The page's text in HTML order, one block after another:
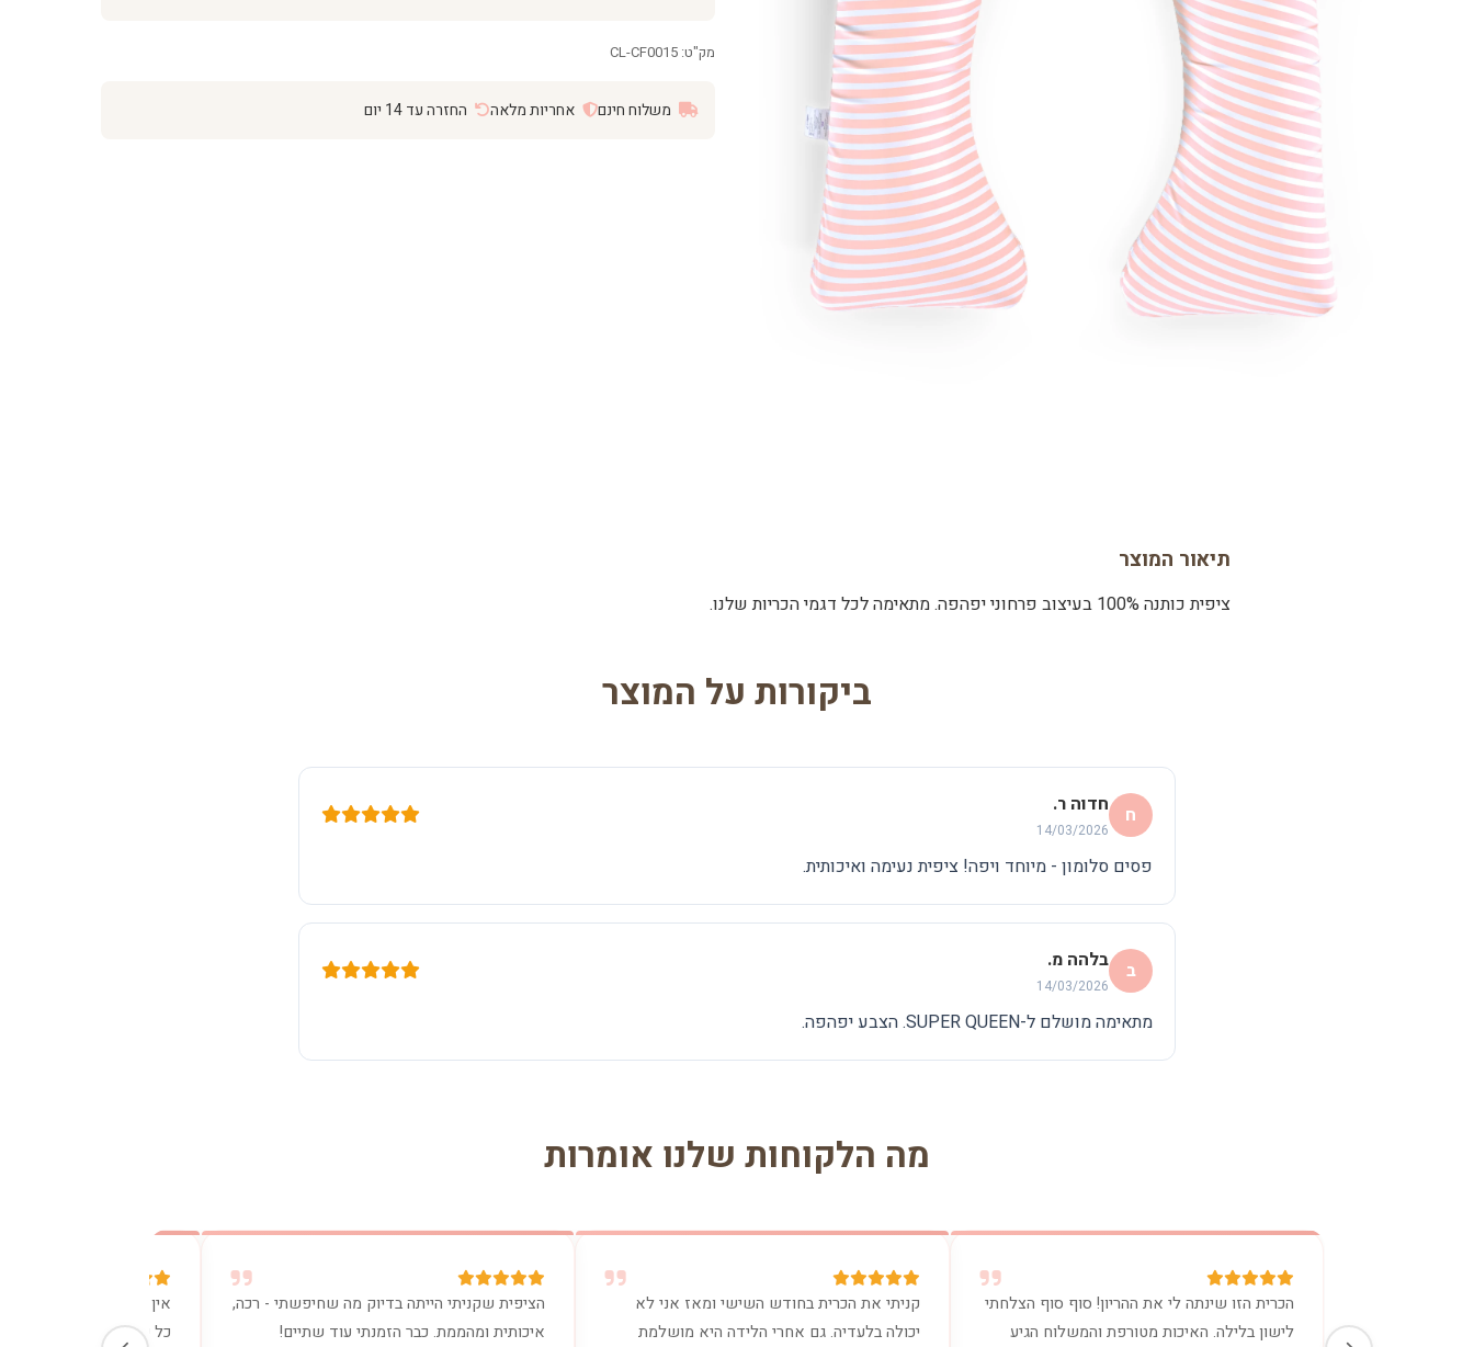
מק"ט: CL-CF0015
משלוח חינם אחריות מלאה החזרה עד 14 יום
תיאור המוצר
ציפית כותנה 100% בעיצוב פרחוני יפהפה. מתאימה לכל דגמי הכריות שלנו.
ביקורות על המוצר
ח חדוה ר.
14/03/2026
פסים סלומון - מיוחד ויפה! ציפית נעימה ואיכותית.
ב בלהה מ.
14/03/2026
מתאימה מושלם ל-SUPER QUEEN. הצבע יפהפה.
מה הלקוחות שלנו אומרות
הכרית הזו שינתה לי את ההריון! סוף סוף הצלחתי
לישון בלילה. האיכות מטורפת והמשלוח הגיע
קניתי את הכרית בחודש השישי ומאז אני לא
יכולה בלעדיה. גם אחרי הלידה היא מושלמת
הציפית שקניתי הייתה בדיוק מה שחיפשתי - רכה,
איכותית ומהממת. כבר הזמנתי עוד שתיים!
אין מילים. הכרית נתנה
כל כך היה צריך. ישנתי